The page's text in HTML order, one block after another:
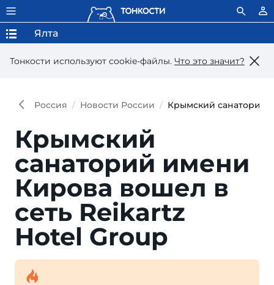
Тонкости используют сookie-файлы. Что это значит?
Ялта
Россия Новости России Крымский санаторий
Крымский
санаторий имени
Кирова вошел в
сеть Reikartz
Hotel Group